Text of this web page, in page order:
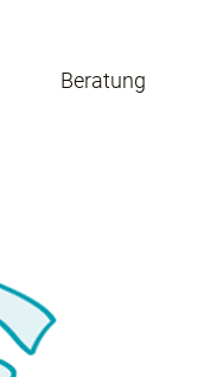
Beratung